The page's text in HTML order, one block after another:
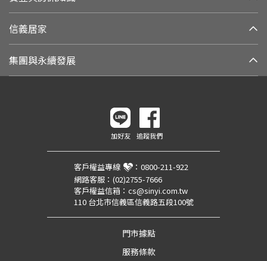
信義居家
集團與永續發展
加好友 追蹤我們
客戶權益專線 ： 0800-211-922
網路客服： (02)2755-7666
客戶權益信箱： cs@sinyi.com.tw
110 台北市信義區信義路五段100號
門市據點
服務條款